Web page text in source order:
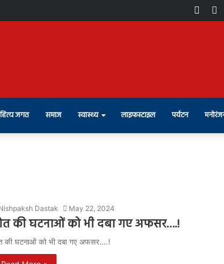
जगत समाज स्वास्थ्य लाइफस्टाइल पर्यटन
Dastak May 22, 2024
की घटनाओं को भी दबा गए अफसर….!
की घटनाओं को भी दबा गए अफसर….!